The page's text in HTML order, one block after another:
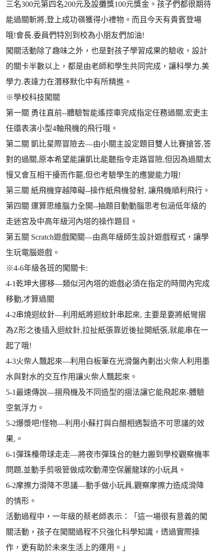
三名300元第四名200元及設攤獎100元獎金。孩子們都很期待
能過關斬將,登上成功嶺獲得小禮物。而且今天有貴賓登場
哦!會長.委員們特別到校為小朋友們加油!
闖關活動除了趣味之外，也是對孩子學習成果的驗收，設計
的關卡半數以上，都是由老師和學生共同完成，讓科學力.美
學力.表達力在潛移默化中有所精進。
※學校科技闖關
第一關 勇往直前--體驗智能遙控車完成指定任務過關,宏吏主
任還表演小型4軸飛機的飛行哦。
第二關 凱比星際冒險去—由小關主設定題目雙人比賽搶答,答
對的過關,原本希望能讓凱比能聽指令走路冒險,但因為過關太
慢又會互相干擾而作罷,但也考驗學生的應變能力哦!
第三關 紙飛機穿越障礙--操作紙飛機發射, 讓飛機順利飛行。
第四關 運算思維腦力全開--抽題目動動腦思考包涵低年級的
走迷宮及中高年級河內塔的操作題目。
第五關 Scratch遊戲闖關—由高年級師生設計遊戲程式，讓學
生玩電腦遊戲。
※4-6年級各班的闖關卡:
4-1乾坤大挪移—類似河內塔的遊戲必須在指定的時間內完成
移動,才算過關
4-2串燒迴紋針—利用紙將迴紋針串起來, 主要是要將紙彎摺
為Z形之後插入迴紋針,拉扯紙張靠近後扯開紙張,就能串在一
起了哦!
4-3火柴人飄起來—利用白板筆在光滑盤內劃出火柴人利用墨
水與對水的交互作用讓火柴人飄起來。
5-1最速傳說—摺飛機及不同造型的摺法讓它能飛起來-體驗
空氣浮力。
5-2爆漿吧!怪物—利用小蘇打與白醋相遇製造不可思議的效
果,。
6-1彈珠檯帶球走走—將夜市彈珠台的魅力搬到學校觀察機率
問題,並動手剪吸管做成吹動滯空保麗龍球的小玩具。
6-2摩擦力滑降不思議—動手做小玩具,觀察摩擦力造成滑降
的情形。
活動過程中，一年級的蔡老師表示：「這一場很有意義的闖
關活動，孩子在闖關過程不只強化科學知識，透過實際操
作，更有助於未來生活上的運用。」